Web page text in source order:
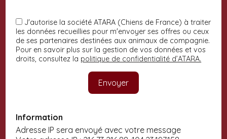
J'autorise la société ATARA (Chiens de France) à traiter
les données recueillies pour m'envoyer ses offres ou ceux
de ses partenaires destinées aux animaux de compagnie.
Pour en savoir plus sur la gestion de vos données et vos
droits, consultez la politique de confidentialité d’ATARA.
Information
Adresse IP sera envoyé avec votre message